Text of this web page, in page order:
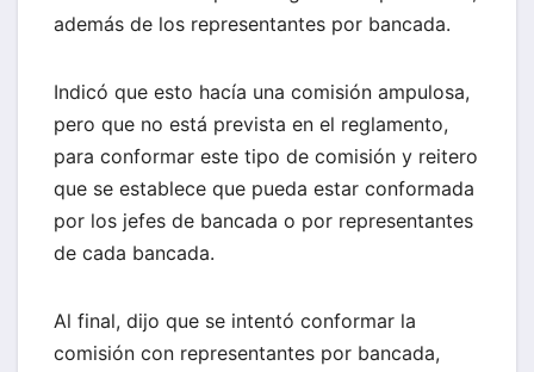
además de los representantes por bancada.
Indicó que esto hacía una comisión ampulosa,
pero que no está prevista en el reglamento,
para conformar este tipo de comisión y reitero
que se establece que pueda estar conformada
por los jefes de bancada o por representantes
de cada bancada.
Al final, dijo que se intentó conformar la
comisión con representantes por bancada,